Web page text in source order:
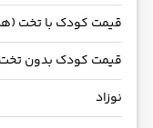
قیمت کودک با تخت
قیمت کودک بدون تخت
نوزاد